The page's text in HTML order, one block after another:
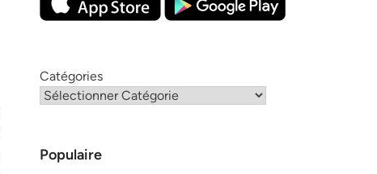
Catégories
Populaire